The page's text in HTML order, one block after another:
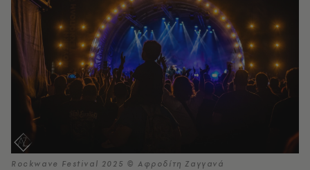
Rockwave Festival 2025 © Αφροδίτη Ζαγγανά